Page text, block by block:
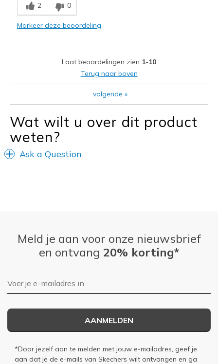
Comfortable
No cons
Casual Wear
Going Out
Special Occasions
Sizing
Feels true to size
2 0
Markeer deze beoordeling
Laat beoordelingen zien 1-10
Terug naar boven
volgende »
Wat wilt u over dit product
weten?
Ask a Question
Meld je aan voor onze nieuwsbrief
en ontvang 20% korting*
E-mailadres
AANMELDEN
*Door jezelf aan te melden met jouw e-mailadres, geef je
aan dat je de e-mails van Skechers wilt ontvangen en ga